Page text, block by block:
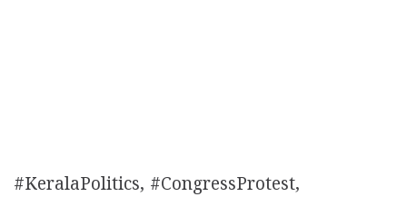
#KeralaPolitics, #CongressProtest,